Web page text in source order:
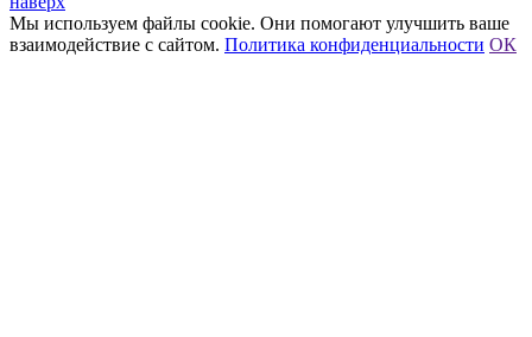
Мы используем файлы cookie. Они помогают улучшить ваше
взаимодействие с сайтом. Политика конфиденциальности ОК